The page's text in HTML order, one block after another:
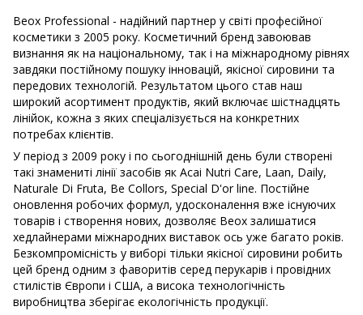
Beox Professional - надійний партнер у світі професійної
косметики з 2005 року. Косметичний бренд завоював
визнання як на національному, так і на міжнародному рівнях
завдяки постійному пошуку інновацій, якісної сировини та
передових технологій. Результатом цього став наш
широкий асортимент продуктів, який включає шістнадцять
лінійок, кожна з яких спеціалізується на конкретних
потребах клієнтів.
У період з 2009 року і по сьогоднішній день були створені
такі знамениті лінії засобів як Acai Nutri Care, Laan, Daily,
Naturale Di Fruta, Be Collors, Special D'or line. Постійне
оновлення робочих формул, удосконалення вже існуючих
товарів і створення нових, дозволяє Beox залишатися
хедлайнерами міжнародних виставок ось уже багато років.
Безкомпромісність у виборі тільки якісної сировини робить
цей бренд одним з фаворитів серед перукарів і провідних
стилістів Європи і США, а висока технологічність
виробництва зберігає екологічність продукції.